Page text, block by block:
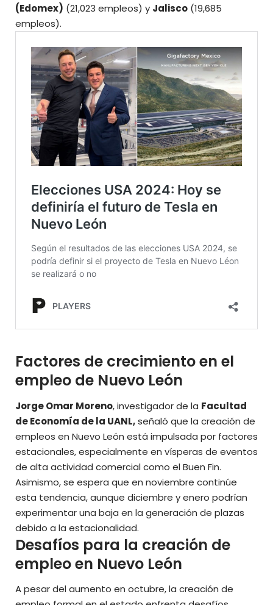
(Edomex) (21,023 empleos) y Jalisco (19,685
empleos).
Factores de crecimiento en el
empleo de Nuevo León
Jorge Omar Moreno, investigador de la Facultad
de Economía de la UANL,señaló que la creación de
empleos en Nuevo León está impulsada por factores
estacionales, especialmente en vísperas de eventos
de alta actividad comercial como el Buen Fin.
Asimismo, se espera que en noviembre continúe
esta tendencia, aunque diciembre y enero podrían
experimentar una baja en la generación de plazas
debido a la estacionalidad.
Desafíos para la creación de
empleo en Nuevo León
A pesar del aumento en octubre, la creación de